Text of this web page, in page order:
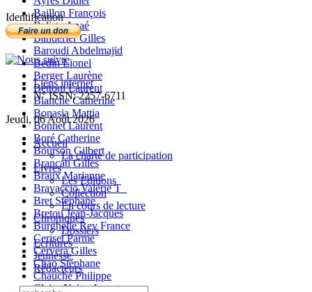
Baillon François
Balista Anaé
Banderier Gilles
Baroudi Abdelmajid
Bedin Lionel
Berger Laurène
Bettoni Laurent
Blanche Catherine
Bonasia Mattia
Bonnet Laurent
Boré Catherine
Bourson Gilbert
Brancati Gilles
Braux Marianne
Bravaccio Valérie T_
Bret Stéphane
Bretou Jean-Jacques
Burghelle Rey France
Ceriset Parme
Cervera Gilles
Chao Stéphane
Chauché Philippe
Claire-Neige Jaunet
Identification
Liens internet
N° ISSN: 2257-6711
Jeudi, 06 Août 2026
Accueil
La charte de participation
Livres
Les Editions
Collection
En cours de lecture
Chroniques
Dossiers
Ecritures
Jeunesse
Rédacteurs